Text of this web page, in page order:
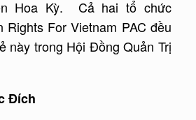
Hoa Kỳ. Cả hai tổ chức
Rights For Vietnam PAC đều
này trong Hội Đồng Quản Trị
Đích